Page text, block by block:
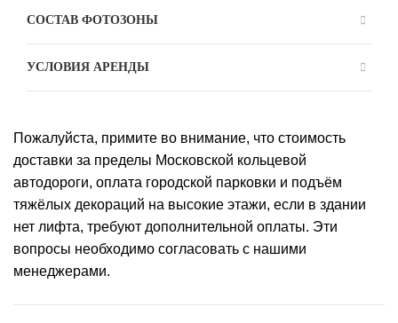
СОСТАВ ФОТОЗОНЫ
УСЛОВИЯ АРЕНДЫ
Пожалуйста, примите во внимание, что стоимость
доставки за пределы Московской кольцевой
автодороги, оплата городской парковки и подъём
тяжёлых декораций на высокие этажи, если в здании
нет лифта, требуют дополнительной оплаты. Эти
вопросы необходимо согласовать с нашими
менеджерами.